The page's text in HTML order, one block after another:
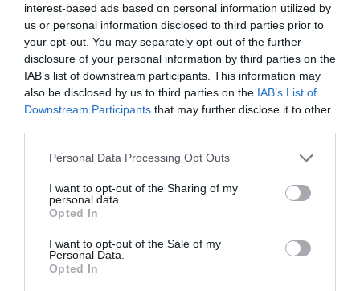
interest-based ads based on personal information utilized by
us or personal information disclosed to third parties prior to
your opt-out. You may separately opt-out of the further
disclosure of your personal information by third parties on the
IAB’s list of downstream participants. This information may
also be disclosed by us to third parties on the IAB’s List of
Downstream Participants that may further disclose it to other
Personal Data Processing Opt Outs
I want to opt-out of the Sharing of my
personal data.
Opted In
I want to opt-out of the Sale of my
Personal Data.
Opted In